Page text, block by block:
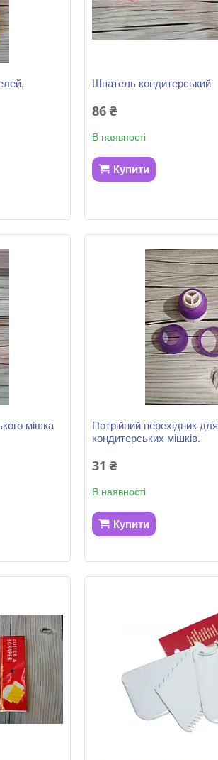
Шпатель кондитерський
86 ₴
В наявності
Купити
мішка
Потрійний перехідник для
кондитерських мішків.
31 ₴
В наявності
Купити